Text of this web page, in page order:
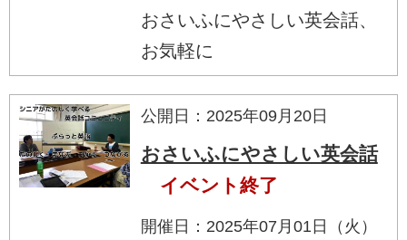
おさいふにやさしい英会話、
お気軽に
公開日：2025年09月20日
おさいふにやさしい英会話
イベント終了
開催日：2025年07月01日（火）